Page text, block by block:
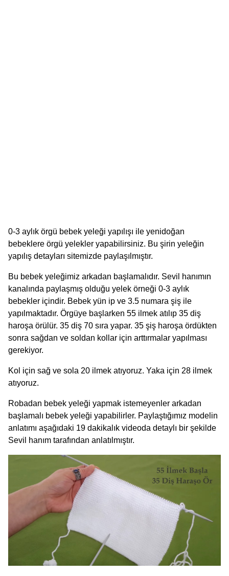
0-3 aylık örgü bebek yeleği yapılışı ile yenidoğan
bebeklere örgü yelekler yapabilirsiniz. Bu şirin yeleğin
yapılış detayları sitemizde paylaşılmıştır.
Bu bebek yeleğimiz arkadan başlamalıdır. Sevil hanımın
kanalında paylaşmış olduğu yelek örneği 0-3 aylık
bebekler içindir. Bebek yün ip ve 3.5 numara şiş ile
yapılmaktadır. Örgüye başlarken 55 ilmek atılıp 35 diş
haroşa örülür. 35 diş 70 sıra yapar. 35 şiş haroşa ördükten
sonra sağdan ve soldan kollar için arttırmalar yapılması
gerekiyor.
Kol için sağ ve sola 20 ilmek atıyoruz. Yaka için 28 ilmek
atıyoruz.
Robadan bebek yeleği yapmak istemeyenler arkadan
başlamalı bebek yeleği yapabilirler. Paylaştığımız modelin
anlatımı aşağıdaki 19 dakikalık videoda detaylı bir şekilde
Sevil hanım tarafından anlatılmıştır.